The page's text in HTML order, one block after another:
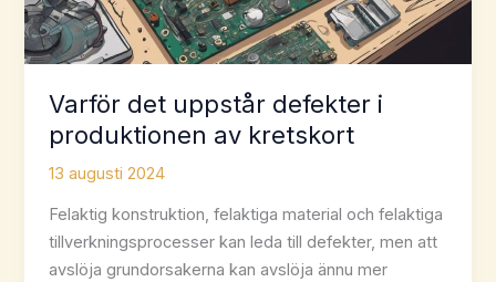
Varför det uppstår defekter i
produktionen av kretskort
13 augusti 2024
Felaktig konstruktion, felaktiga material och felaktiga
tillverkningsprocesser kan leda till defekter, men att
avslöja grundorsakerna kan avslöja ännu mer